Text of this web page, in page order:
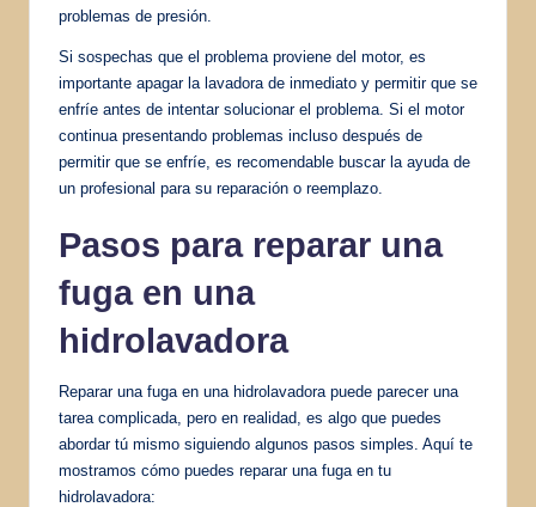
problemas de presión.
Si sospechas que el problema proviene del motor, es
importante apagar la lavadora de inmediato y permitir que se
enfríe antes de intentar solucionar el problema. Si el motor
continua presentando problemas incluso después de
permitir que se enfríe, es recomendable buscar la ayuda de
un profesional para su reparación o reemplazo.
Pasos para reparar una
fuga en una
hidrolavadora
Reparar una fuga en una hidrolavadora puede parecer una
tarea complicada, pero en realidad, es algo que puedes
abordar tú mismo siguiendo algunos pasos simples. Aquí te
mostramos cómo puedes reparar una fuga en tu
hidrolavadora: